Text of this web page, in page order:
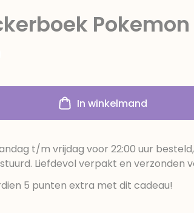
In winkelmand
t/m vrijdag voor 22:00 uur
Liefdevol verpakt en verzonden
5 punten extra met dit cadeau!